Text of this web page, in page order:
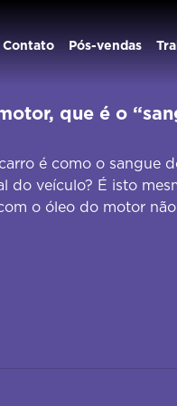
Contato Pós-vendas
que é o
é como o sangue
do veículo? É isto
o óleo do motor